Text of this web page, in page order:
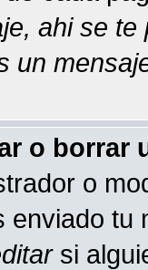
, ahi se te
un
o borrar
o
enviado tu
si